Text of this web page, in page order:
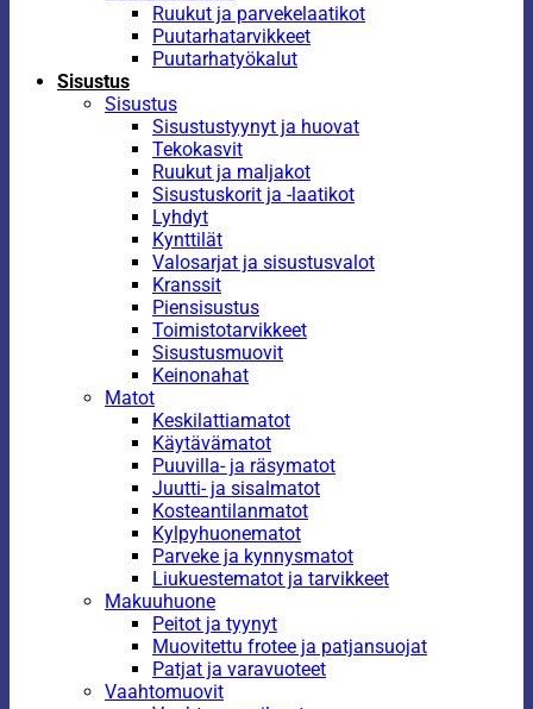
Ruukut ja parvekelaatikot
Puutarhatarvikkeet
Puutarhatyökalut
Sisustus
Sisustus
Sisustustyynyt ja huovat
Tekokasvit
Ruukut ja maljakot
Sisustuskorit ja -laatikot
Lyhdyt
Kynttilät
Valosarjat ja sisustusvalot
Kranssit
Piensisustus
Toimistotarvikkeet
Sisustusmuovit
Keinonahat
Matot
Keskilattiamatot
Käytävämatot
Puuvilla- ja räsymatot
Juutti- ja sisalmatot
Kosteantilanmatot
Kylpyhuonematot
Parveke ja kynnysmatot
Liukuestematot ja tarvikkeet
Makuuhuone
Peitot ja tyynyt
Muovitettu frotee ja patjansuojat
Patjat ja varavuoteet
Vaahtomuovit